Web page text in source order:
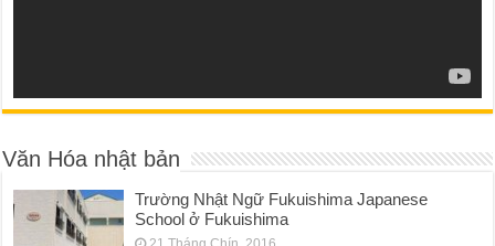
Văn Hóa nhật bản
Trường Nhật Ngữ Fukuishima Japanese
School ở Fukuishima